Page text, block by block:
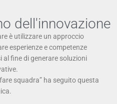
dell'innovazione
è utilizzare un approccio
esperienze e competenze
fine di generare soluzioni
squadra” ha seguito questa